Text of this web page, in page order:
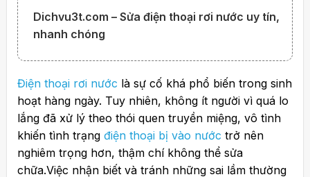
Dichvu3t.com – Sửa điện thoại rơi nước uy tín,
nhanh chóng
Điện thoại rơi nước là sự cố khá phổ biến trong sinh
hoạt hàng ngày. Tuy nhiên, không ít người vì quá lo
lắng đã xử lý theo thói quen truyền miệng, vô tình
khiến tình trạng điện thoại bị vào nước trở nên
nghiêm trọng hơn, thậm chí không thể sửa
chữa.Việc nhận biết và tránh những sai lầm thường